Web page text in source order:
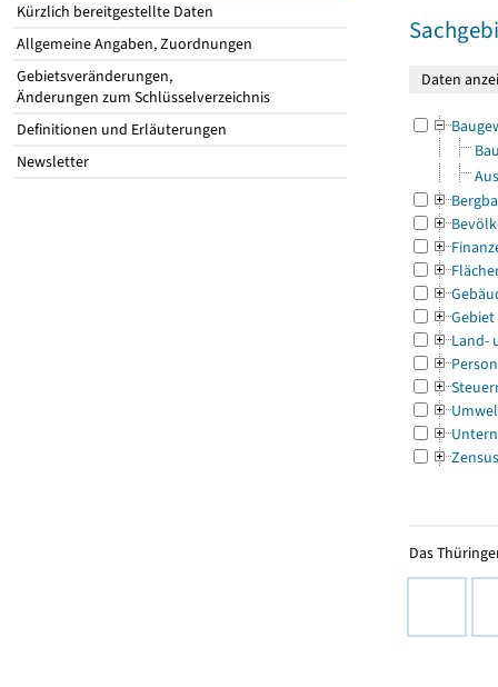
Kürzlich bereitgestellte Daten
Allgemeine Angaben, Zuordnungen
Gebietsveränderungen,
Änderungen zum Schlüsselverzeichnis
Definitionen und Erläuterungen
Newsletter
Gebiet
Land-
Zensus
Das